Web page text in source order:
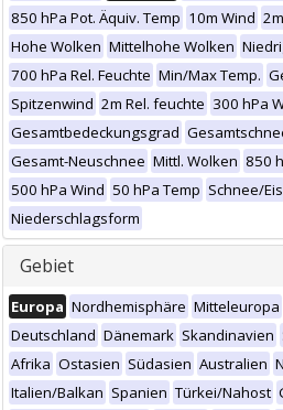
850 hPa Pot. Äquiv. Temp 10m Wind
Hohe Wolken Mittelhohe Wolken
700 hPa Rel. Feuchte Min/Max Temp.
Spitzenwind 2m Rel. feuchte 300 hPa
Gesamtbedeckungsgrad
Gesamt-Neuschnee Mittl. Wolken 850
500 hPa Wind 50 hPa Temp Schnee/Eis
Niederschlagsform
Gebiet
Europa Nordhemisphäre Mitteleuropa
Deutschland Dänemark Skandinavien
Afrika Ostasien Südasien Australien
Italien/Balkan Spanien Türkei/Nahost